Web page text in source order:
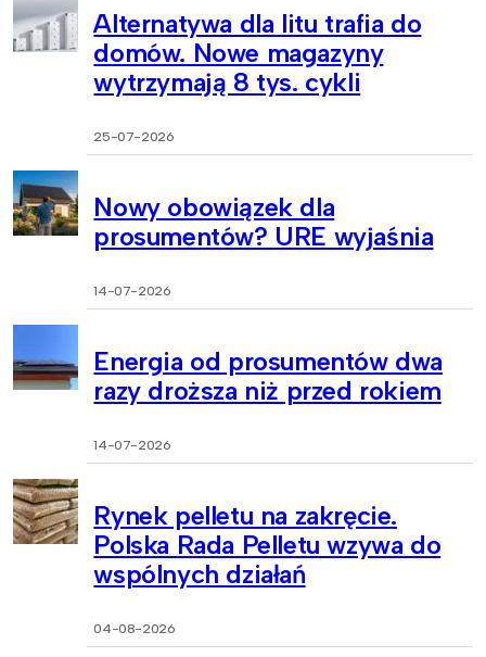
Alternatywa dla litu trafia do
domów. Nowe magazyny
wytrzymają 8 tys. cykli
25-07-2026
Nowy obowiązek dla
prosumentów? URE wyjaśnia
14-07-2026
Energia od prosumentów dwa
razy droższa niż przed rokiem
14-07-2026
Rynek pelletu na zakręcie.
Polska Rada Pelletu wzywa do
wspólnych działań
04-08-2026